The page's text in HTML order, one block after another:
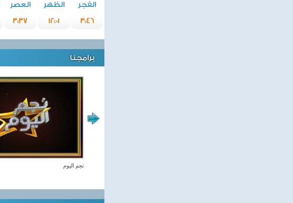
الفجر الظهر العصر
3:46
12:01
3:37
برامجنا
نجم اليوم